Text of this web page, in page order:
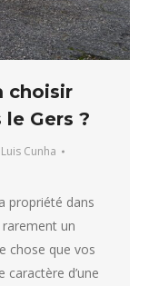
choisir
Gers ?
Luis Cunha
propriété dans
un
chose que vos
caractère d’une